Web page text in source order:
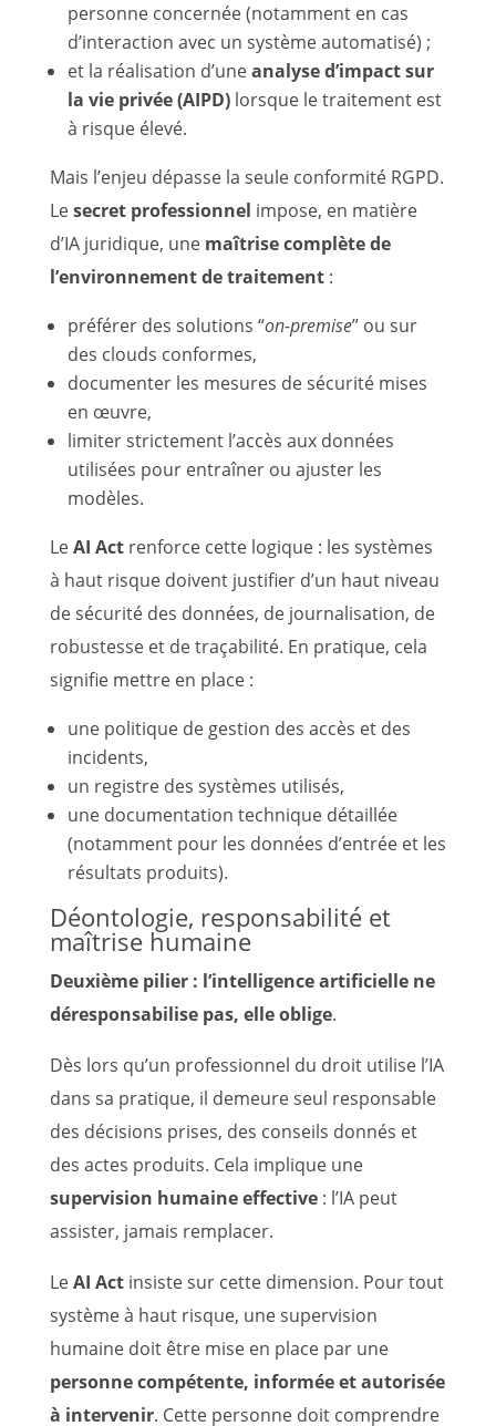
personne concernée (notamment en cas
d’interaction avec un système automatisé) ;
et la réalisation d’uneanalyse d’impact sur
la vie privée (AIPD)lorsque le traitement est
à risque élevé.
Mais l’enjeu dépasse la seule conformité RGPD.
Lesecret professionnel impose, en matière
d’IA juridique, une maîtrise complète de
l’environnement de traitement:
préférer des solutions “on-premise” ou sur
des clouds conformes,
documenter les mesures de sécurité mises
en œuvre,
limiter strictement l’accès aux données
utilisées pour entraîner ou ajuster les
modèles.
LeAI Actrenforce cette logique : les systèmes
à haut risque doivent justifier d’un haut niveau
de sécurité des données, de journalisation, de
robustesse et de traçabilité. En pratique, cela
signifie mettre en place :
une politique de gestion des accès et des
incidents,
un registre des systèmes utilisés,
une documentation technique détaillée
(notamment pour les données d’entrée et les
résultats produits).
Déontologie, responsabilité et
maîtrise humaine
Deuxième pilier : l’intelligence artificielle ne
déresponsabilise pas, elle oblige.
Dès lors qu’un professionnel du droit utilise l’IA
dans sa pratique, il demeure seul responsable
des décisions prises, des conseils donnés et
des actes produits. Cela implique une
supervision humaine effective: l’IA peut
assister, jamais remplacer.
LeAI Actinsiste sur cette dimension. Pour tout
système à haut risque, une supervision
humaine doit être mise en place par une
personne compétente, informée et autorisée
à intervenir. Cette personne doit comprendre